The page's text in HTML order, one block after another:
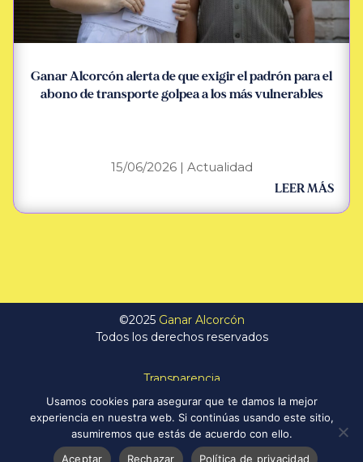
Ganar Alcorcón alerta de que exigir el padrón para el
abono de transporte golpea a los más vulnerables
15/06/2026| Actualidad
LEER MÁS
©2025 Ganar Alcorcón
Todos los derechos reservados
Transparencia
Política de Privacidad
Aviso Legal
Política de Cookies
Usamos cookies para asegurar que te damos la mejor
experiencia en nuestra web. Si continúas usando este sitio,
asumiremos que estás de acuerdo con ello.
Aceptar
Rechazar Política de privacidad